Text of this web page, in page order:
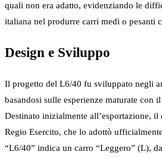
quali non era adatto, evidenziando le
italiana nel produrre carri medi o pesanti
Design e Sviluppo
Il progetto del L6/40 fu sviluppato negli
basandosi sulle esperienze maturate con
Destinato inizialmente all’esportazione, il
Regio Esercito, che lo adottò
“L6/40” indica un carro “Leggero” (L),